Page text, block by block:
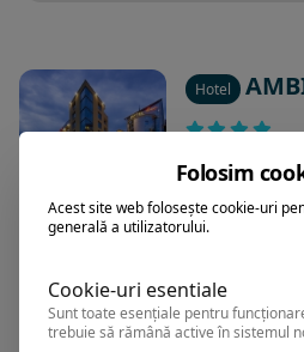
Hotel
Brasov,Arata pe
Hotel
Folosim
Acest site web folosește cookie-uri
generală a utilizatorului.
Cookie-uri esentiale
Sunt toate esențiale pentru
trebuie să rămână active în sistemul